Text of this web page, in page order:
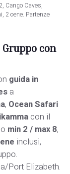
Cango Caves,
2 cene. Partenze
con
guida in
a
, Ocean Safari
con il
min 2 / max 8,
inclusi,
Port Elizabeth.